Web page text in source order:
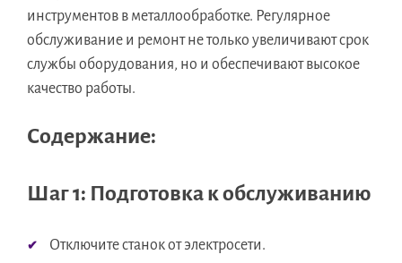
инструментов в металлообработке. Регулярное
обслуживание и ремонт не только увеличивают срок
службы оборудования, но и обеспечивают высокое
качество работы.
Содержание:
Шаг 1: Подготовка к обслуживанию
Отключите станок от электросети.